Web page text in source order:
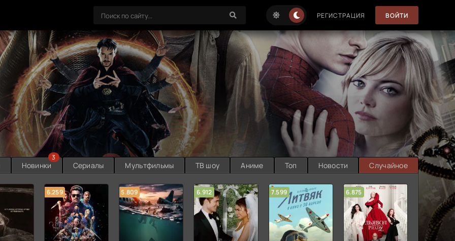
РЕГИСТРАЦИЯ ВОЙТИ
Новинки
3
Сериалы Мультфильмы ТВ шоу Аниме Топ Новости Случайное
6.259 5.809 6.912 7.599 6.875 6.314